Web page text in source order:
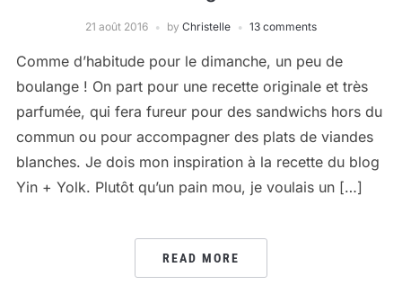
21 août 2016 by Christelle 13 comments
Comme d’habitude pour le dimanche, un peu de
boulange ! On part pour une recette originale et très
parfumée, qui fera fureur pour des sandwichs hors du
commun ou pour accompagner des plats de viandes
blanches. Je dois mon inspiration à la recette du blog
Yin + Yolk. Plutôt qu’un pain mou, je voulais un […]
READ MORE